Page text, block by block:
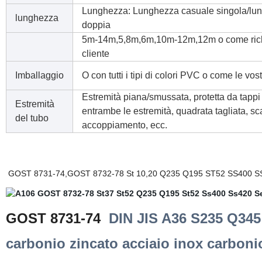
lunghezza
Lunghezza: Lunghezza casuale singola/
doppia
5m-14m,5,8m,6m,10m-12m,12m o come
cliente
Imballaggio O con tutti i tipi di colori PVC o come le
Estremità
del tubo
Estremità piana/smussata, protetta da
entrambe le estremità, quadrata tagliata,
accoppiamento, ecc.
GOST 8731-74,GOST 8732-78 St 10,20 Q235 Q195 ST52 SS400
GOST 8731-74 DIN JIS A36 S235
carbonio zincato acciaio inox